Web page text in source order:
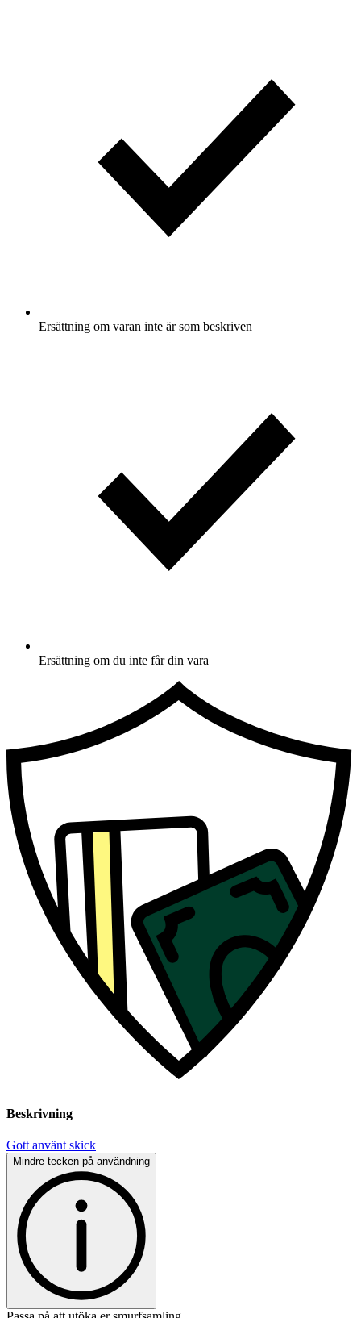
Ersättning om varan inte är som beskriven
Ersättning om du inte får din vara
Beskrivning
Gott använt skick
Mindre tecken på användning